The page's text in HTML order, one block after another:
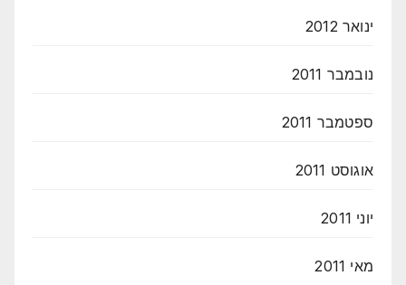
ינואר 2012
נובמבר 2011
ספטמבר 2011
אוגוסט 2011
יוני 2011
מאי 2011